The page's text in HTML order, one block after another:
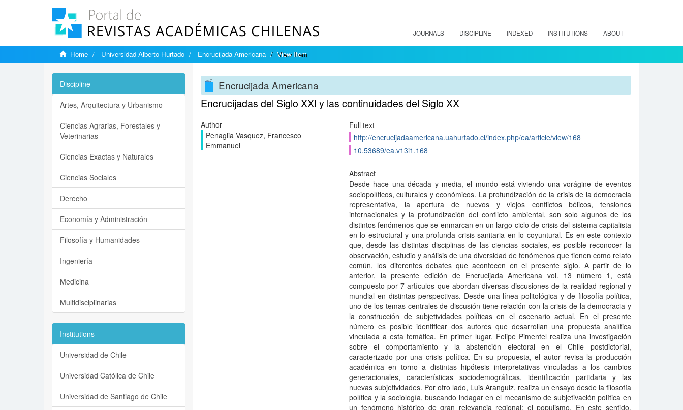
JOURNALS DISCIPLINE INDEXED INSTITUTIONS ABOUT
Home Universidad Alberto Hurtado Encrucijada Americana View Item
Encrucijada Americana
Encrucijadas del Siglo XXI y las continuidades del Siglo XX
Author
Penaglia Vasquez, Francesco
Emmanuel
Full text
http://encrucijadaamericana.uahurtado.cl/index.php/ea/article/view/168
10.53689/ea.v13i1.168
Abstract
Desde hace una década y media, el mundo está viviendo una vorágine de eventos
sociopolíticos, culturales y económicos. La profundización de la crisis de la democracia
representativa, la apertura de nuevos y viejos conflictos bélicos, tensiones
internacionales y la profundización del conflicto ambiental, son solo algunos de los
distintos fenómenos que se enmarcan en un largo ciclo de crisis del sistema capitalista
en lo estructural y una profunda crisis sanitaria en lo coyuntural. Es en este contexto
que, desde las distintas disciplinas de las ciencias sociales, es posible reconocer la
observación, estudio y análisis de una diversidad de fenómenos que tienen como relato
común, los diferentes debates que acontecen en el presente siglo. A partir de lo
anterior, la presente edición de Encrucijada Americana vol. 13 número 1, está
compuesto por 7 artículos que abordan diversas discusiones de la realidad regional y
mundial en distintas perspectivas. Desde una línea politológica y de filosofía política,
uno de los temas centrales de discusión tiene relación con la crisis de la democracia y
la construcción de subjetividades políticas en el escenario actual. En el presente
número es posible identificar dos autores que desarrollan una propuesta analítica
vinculada a esta temática. En primer lugar, Felipe Pimentel realiza una investigación
sobre el comportamiento y la abstención electoral en el Chile postdictorial,
caracterizado por una crisis política. En su propuesta, el autor revisa la producción
académica en torno a distintas hipótesis interpretativas vinculadas a los cambios
generacionales, características sociodemográficas, identificación partidaria y las
nuevas subjetividades. Por otro lado, Luis Aranguiz, realiza un ensayo desde la filosofía
política y la sociología, buscando indagar en el mecanismo de subjetivación política en
un fenómeno histórico de gran relevancia regional: el populismo. En este sentido,
Discipline
Artes, Arquitectura y Urbanismo
Ciencias Agrarias, Forestales y
Veterinarias
Ciencias Exactas y Naturales
Ciencias Sociales
Derecho
Economía y Administración
Filosofía y Humanidades
Ingeniería
Medicina
Multidisciplinarias
Institutions
Universidad de Chile
Universidad Católica de Chile
Universidad de Santiago de Chile